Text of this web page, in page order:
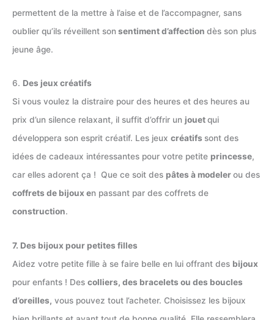
permettent de la mettre à l’aise et de l’accompagner, sans
oublier qu’ils réveillent son sentiment d’affection dès son plus
jeune âge.
6. Des jeux créatifs
Si vous voulez la distraire pour des heures et des heures au
prix d’un silence relaxant, il suffit d’offrir un jouetqui
développera son esprit créatif. Les jeux créatifs sont des
idées de cadeaux intéressantes pour votre petite princesse,
car elles adorent ça ! Que ce soit des pâtes à modelerou des
coffrets de bijoux en passant par des coffrets de
construction.
7. Des bijoux pour petites filles
Aidez votre petite fille à se faire belle en lui offrant des bijoux
pour enfants ! Des colliers, des bracelets ou des boucles
d’oreilles, vous pouvez tout l’acheter. Choisissez les bijoux